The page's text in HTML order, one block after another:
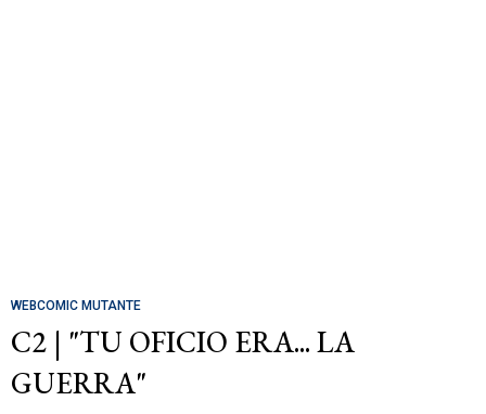
WEBCOMIC MUTANTE
C2 | "TU OFICIO ERA... LA
GUERRA"